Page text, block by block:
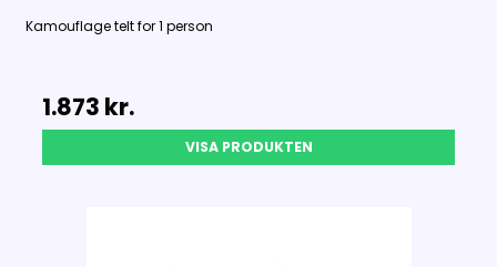
Kamouflage telt for 1 person
1.873 kr.
VISA PRODUKTEN